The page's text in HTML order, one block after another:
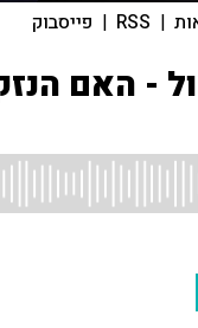
|
RSS
| פייסבוק
- האם